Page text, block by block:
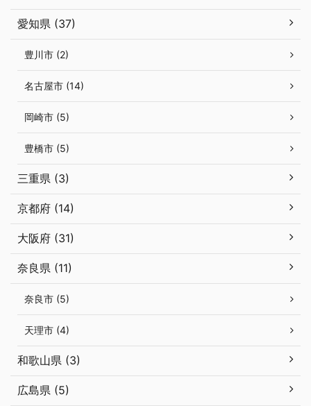
愛知県 (37)
豊川市 (2)
名古屋市 (14)
岡崎市 (5)
豊橋市 (5)
三重県 (3)
京都府 (14)
大阪府 (31)
奈良県 (11)
奈良市 (5)
天理市 (4)
和歌山県 (3)
広島県 (5)